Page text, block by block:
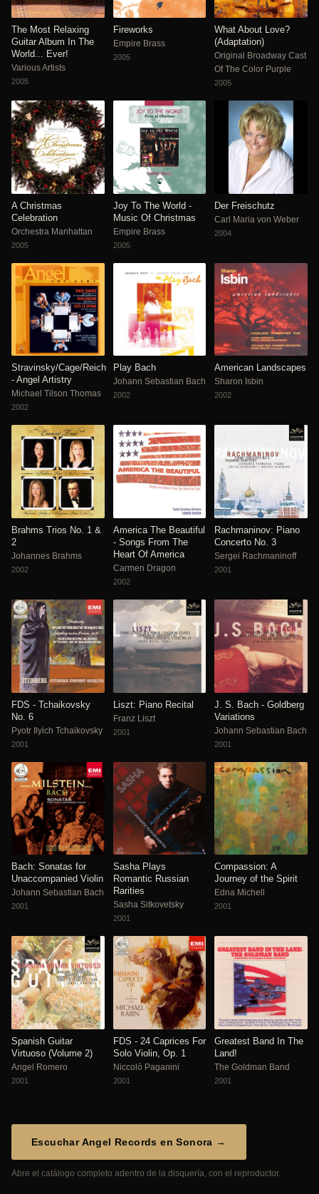
The Most Relaxing
Guitar Album In The
World... Ever!
Various Artists
2005
Fireworks
Empire Brass
2005
What About Love?
(Adaptation)
Original Broadway Cast
Of The Color Purple
2005
A Christmas
Celebration
Orchestra Manhattan
2005
Joy To The World -
Music Of Christmas
Empire Brass
2005
Der Freischutz
Carl Maria von Weber
2004
Stravinsky/Cage/Reich
- Angel Artistry
Michael Tilson Thomas
2002
Play Bach
Johann Sebastian Bach
2002
American Landscapes
Sharon Isbin
2002
Brahms Trios No. 1 &
2
Johannes Brahms
2002
America The Beautiful
- Songs From The
Heart Of America
Carmen Dragon
2002
Rachmaninov: Piano
Concerto No. 3
Sergei Rachmaninoff
2001
FDS - Tchaikovsky
No. 6
Pyotr Ilyich Tchaikovsky
2001
Liszt: Piano Recital
Franz Liszt
2001
J. S. Bach - Goldberg
Variations
Johann Sebastian Bach
2001
Bach: Sonatas for
Unaccompanied Violin
Johann Sebastian Bach
2001
Sasha Plays
Romantic Russian
Rarities
Sasha Sitkovetsky
2001
Compassion: A
Journey of the Spirit
Edna Michell
2001
Spanish Guitar
Virtuoso (Volume 2)
Angel Romero
2001
FDS - 24 Caprices For
Solo Violin, Op. 1
Niccolò Paganini
2001
Greatest Band In The
Land!
The Goldman Band
2001
Escuchar Angel Records en Sonora →
Abre el catálogo completo adentro de la disquería, con el reproductor.